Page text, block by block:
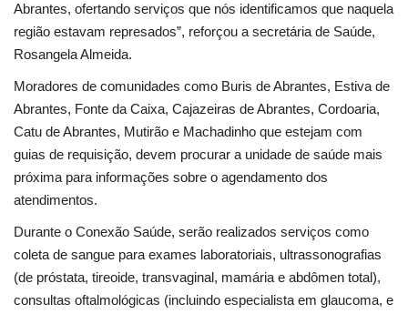
Abrantes, ofertando serviços que nós identificamos que naquela
região estavam represados”, reforçou a secretária de Saúde,
Rosangela Almeida.
Moradores de comunidades como Buris de Abrantes, Estiva de
Abrantes, Fonte da Caixa, Cajazeiras de Abrantes, Cordoaria,
Catu de Abrantes, Mutirão e Machadinho que estejam com
guias de requisição, devem procurar a unidade de saúde mais
próxima para informações sobre o agendamento dos
atendimentos.
Durante o Conexão Saúde, serão realizados serviços como
coleta de sangue para exames laboratoriais, ultrassonografias
(de próstata, tireoide, transvaginal, mamária e abdômen total),
consultas oftalmológicas (incluindo especialista em glaucoma, e